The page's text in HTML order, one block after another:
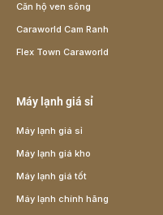
Căn hộ ven sông
Caraworld Cam Ranh
Flex Town Caraworld
Máy lạnh giá sỉ
Máy lạnh giá sỉ
Máy lạnh giá kho
Máy lạnh giá tốt
Máy lạnh chính hãng